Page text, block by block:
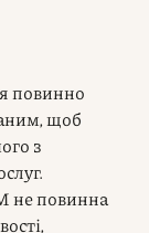
повинно
щоб
з
не повинна